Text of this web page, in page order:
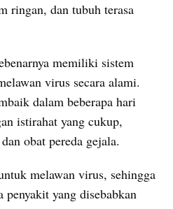
ringan, dan tubuh terasa
memiliki sistem
virus secara alami.
dalam beberapa hari
istirahat yang cukup,
obat pereda gejala.
melawan virus, sehingga
penyakit yang disebabkan